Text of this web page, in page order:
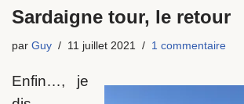
Sardaigne tour, le retour
par Guy 11 juillet 2021 1 commentaire
Enfin…, je